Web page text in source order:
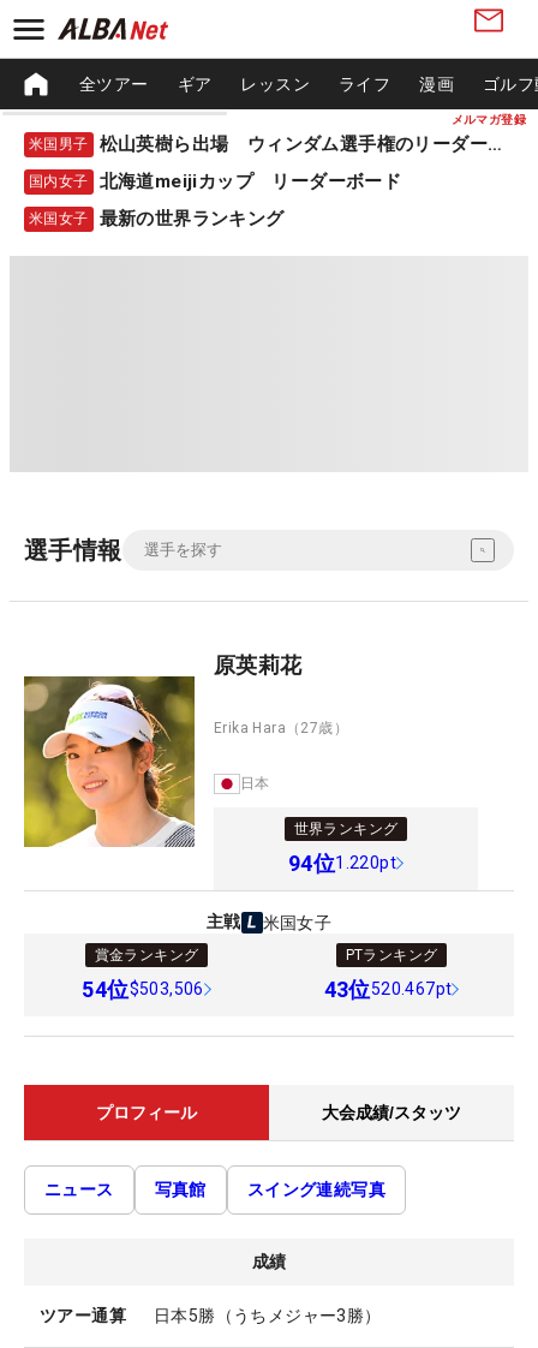
メルマガ登録
全ツアー ギア レッスン ライフ 漫画 ゴル
米国男子 松山英樹ら出場 ウィンダム選手権のリーダーボード
国内女子 北海道meijiカップ リーダーボード
米国女子 最新の世界ランキング
選手情報
原英莉花
Erika Hara （27歳）
日本
世界ランキング
94位1.220pt
主戦 米国女子
賞金ランキング
54位$503,506
PTランキング
43位520.467pt
プロフィール 大会成績/スタッツ
ニュース 写真館 スイング連続写真
成績
ツアー通算 日本5勝（うちメジャー3勝）